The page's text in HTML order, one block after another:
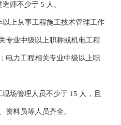
师不少于 5 人。
以上从事工程施工技术管理工作
专业中级以上职称或机电工程
电力工程相关专业中级以上职
现场管理人员不少于 15 人，且
资料员等人员齐全。